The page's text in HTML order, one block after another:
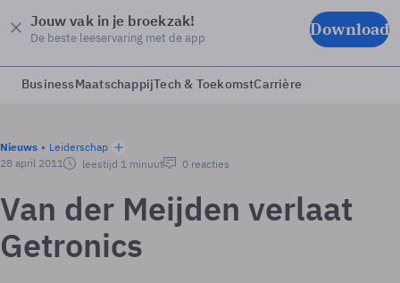
Jouw vak in je broekzak!
De beste leeservaring met de app Download
BusinessMaatschappijTech & ToekomstCarrière
Nieuws
Leiderschap
28 april 2011
leestijd 1 minuut 0 reacties
Van der Meijden verlaat
Getronics